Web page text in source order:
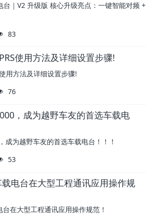
台｜V2 升级版 核心升级亮点：一键智能对频 +
83
使用方法及详细设置步骤!
用方法及详细设置步骤!
76
，成为越野车友的首选车载电
成为越野车友的首选车载电台！！！
53
电台在大型工程通讯应用操作规
在大型工程通讯应用操作规范！